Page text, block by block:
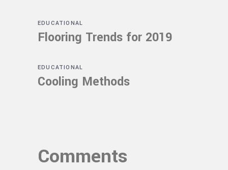
EDUCATIONAL
Flooring Trends for 2019
EDUCATIONAL
Cooling Methods
Comments